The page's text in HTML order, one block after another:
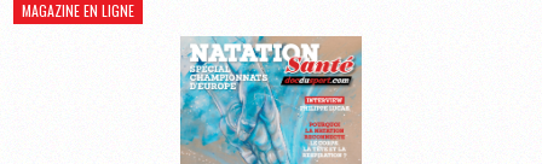
MAGAZINE EN LIGNE